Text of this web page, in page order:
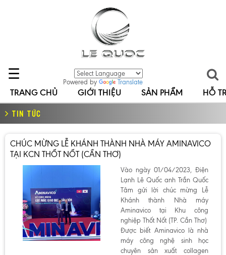
☰ Powered by Translate
TRANG CHỦ GIỚI THIỆU SẢN PHẨM HỖ
TIN TỨC
CHÚC MỪNG LỄ KHÁNH THÀNH NHÀ MÁY AMINAVICO
TẠI KCN THỐT NỐT (CẦN THƠ)
Vào ngày 01/04/2023, Điện
Lạnh Lê Quốc anh Trần Quốc
Tâm gửi lời chúc mừng Lễ
Khánh thành Nhà máy
Aminavico tại Khu công
nghiệp Thốt Nốt (TP. Cần Thơ)
Được biết Aminavico là nhà
máy công nghệ sinh học
chuyên sản xuất collagen